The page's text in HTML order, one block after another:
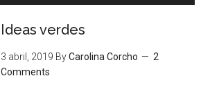
Ideas verdes
3 abril, 2019 ByCarolina Corcho
2
Comments